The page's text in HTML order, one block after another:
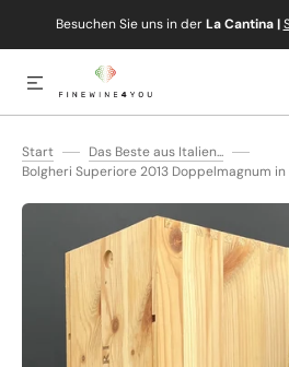
ZUM INHALT
Besuchen Sie uns in derLa Cantina |
Start
Das Beste aus Italien...
Bolgheri Superiore 2013 Doppelmagnum